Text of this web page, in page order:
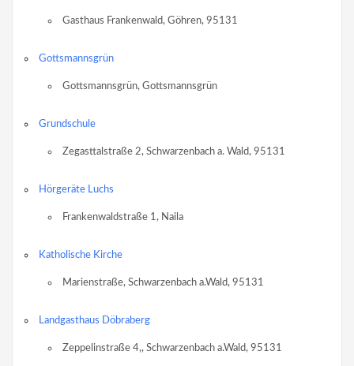
Gasthaus Frankenwald, Göhren, 95131
Gottsmannsgrün
Gottsmannsgrün, Gottsmannsgrün
Grundschule
Zegasttalstraße 2, Schwarzenbach a. Wald, 95131
Hörgeräte Luchs
Frankenwaldstraße 1, Naila
Katholische Kirche
Marienstraße, Schwarzenbach a.Wald, 95131
Landgasthaus Döbraberg
Zeppelinstraße 4,, Schwarzenbach a.Wald, 95131